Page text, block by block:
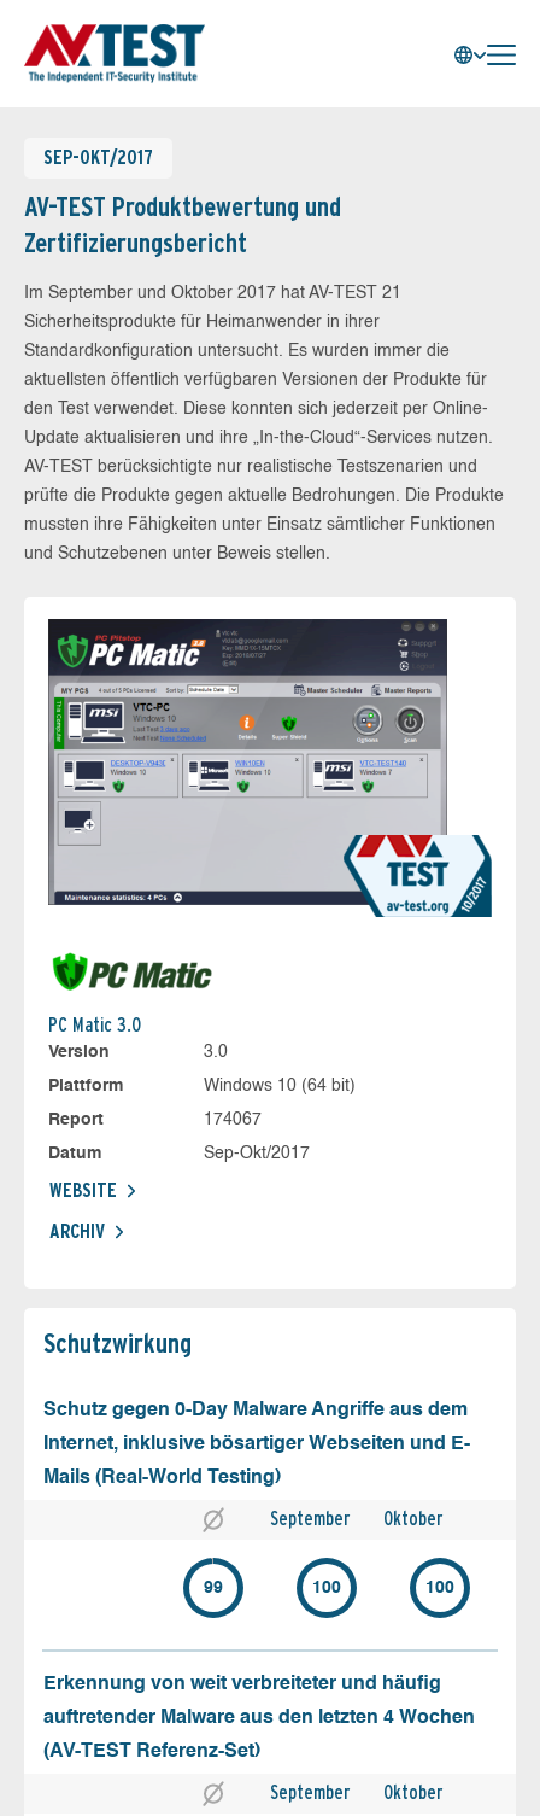
SEP-OKT/2017
AV-TEST Produktbewertung und
Zertifizierungsbericht
Im September und Oktober 2017 hat AV-TEST 21
Sicherheitsprodukte für Heimanwender in ihrer
Standardkonfiguration untersucht. Es wurden immer die
aktuellsten öffentlich verfügbaren Versionen der Produkte für
den Test verwendet. Diese konnten sich jederzeit per Online-
Update aktualisieren und ihre „In-the-Cloud“-Services nutzen.
AV-TEST berücksichtigte nur realistische Testszenarien und
prüfte die Produkte gegen aktuelle Bedrohungen. Die Produkte
mussten ihre Fähigkeiten unter Einsatz sämtlicher Funktionen
und Schutzebenen unter Beweis stellen.
PC Matic 3.0
Version
3.0
Plattform
Windows 10 (64 bit)
Report
174067
Datum
Sep-Okt/2017
WEBSITE
ARCHIV
Schutz­wirkung
Schutz gegen 0-Day Malware Angriffe aus dem
Internet, inklusive bösartiger Webseiten und E-
Mails (Real-World Testing)
September Oktober
99 100 100
Erkennung von weit verbreiteter und häufig
auftretender Malware aus den letzten 4 Wochen
(AV-TEST Referenz-Set)
September Oktober